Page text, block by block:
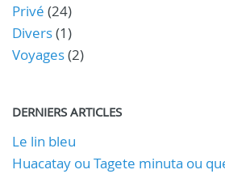
Privé (24)
Divers(1)
Voyages(2)
DERNIERS ARTICLES
Le lin bleu
Huacatay ou Tagete minuta ou